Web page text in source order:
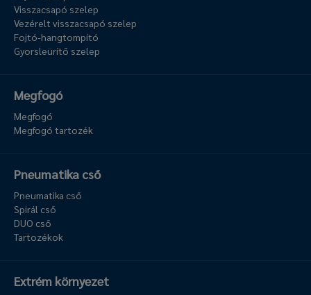
Visszacsapó szelep
Vezérelt visszacsapó szelep
Fojtó-hangtompító
Gyorsleürítő szelep
Megfogó
Megfogó
Megfogó tartozék
Pneumatika cső
Pneumatika cső
Spirál cső
DUO cső
Tartozékok
Extrém környezet